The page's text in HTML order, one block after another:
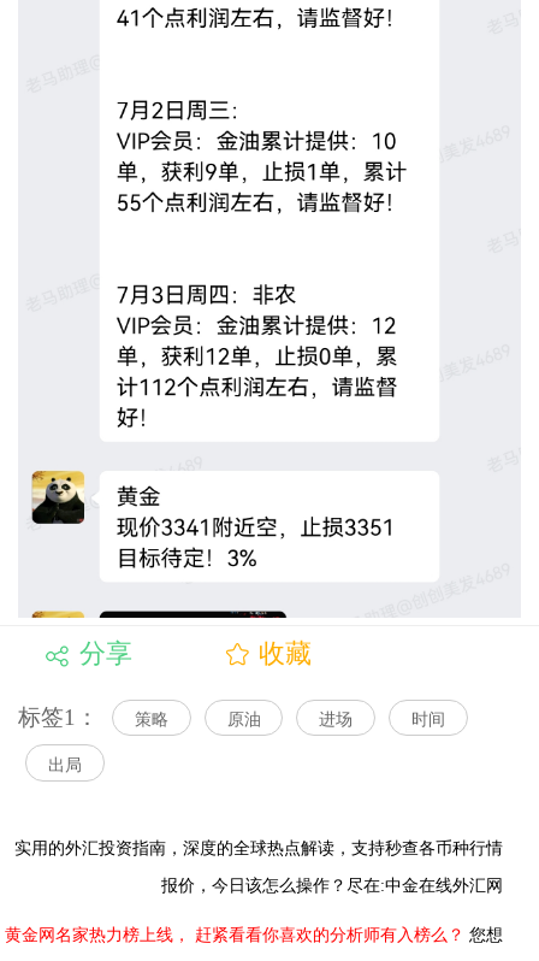
分享 收藏
标签1： 策略 原油 进场 时间
出局
实用的外汇投资指南， 深度的全球热点解读， 支持秒查各币种行情
报价，今日该怎么操作？尽在:中金在线外汇网
黄金网名家热力榜上线， 赶紧看看你喜欢的分析师有入榜么？ 您想